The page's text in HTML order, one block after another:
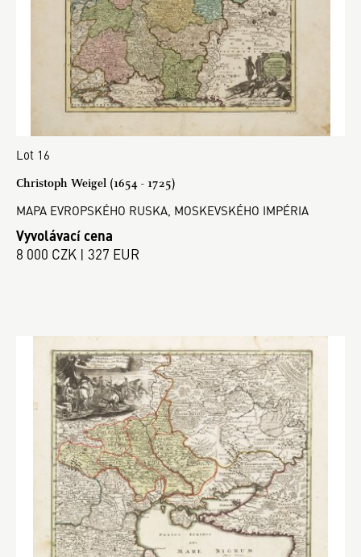
Lot 16
Christoph Weigel (1654 - 1725)
MAPA EVROPSKÉHO RUSKA, MOSKEVSKÉHO IMPÉRIA
Vyvolávací cena
8 000 CZK | 327 EUR